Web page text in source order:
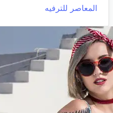
المعاصر للترفيه